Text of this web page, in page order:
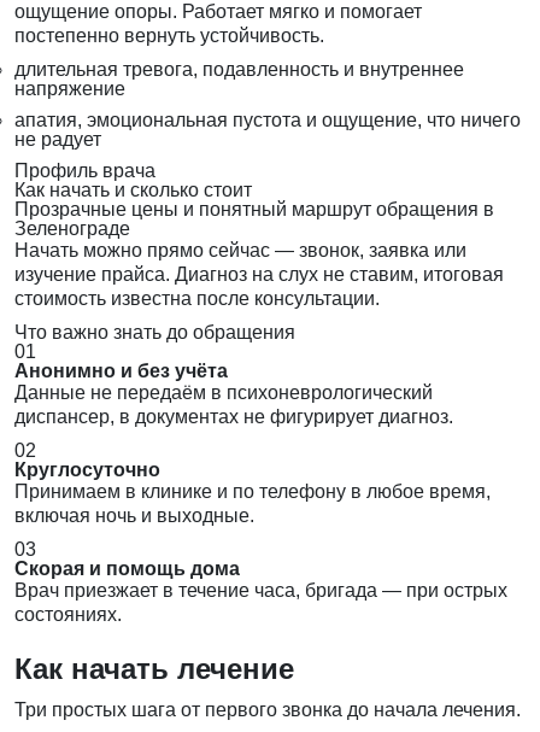
ощущение опоры. Работает мягко и помогает
постепенно вернуть устойчивость.
длительная тревога, подавленность и внутреннее
напряжение
апатия, эмоциональная пустота и ощущение, что ничего
не радует
Профиль врача
Как начать и сколько стоит
Прозрачные цены и понятный маршрут обращения в
Зеленограде
Начать можно прямо сейчас — звонок, заявка или
изучение прайса. Диагноз на слух не ставим, итоговая
стоимость известна после консультации.
Что важно знать до обращения
01
Анонимно и без учёта
Данные не передаём в психоневрологический
диспансер, в документах не фигурирует диагноз.
02
Круглосуточно
Принимаем в клинике и по телефону в любое время,
включая ночь и выходные.
03
Скорая и помощь дома
Врач приезжает в течение часа, бригада — при острых
состояниях.
Как начать лечение
Три простых шага от первого звонка до начала лечения.